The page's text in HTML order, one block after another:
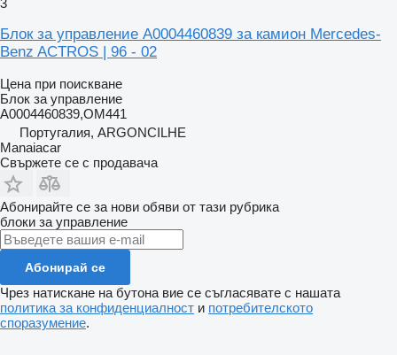
3
Блок за управление A0004460839 за камион Mercedes-
Benz ACTROS | 96 - 02
Цена при поискване
Блок за управление
A0004460839,OM441
Португалия, ARGONCILHE
Manaiacar
Свържете се с продавача
Абонирайте се за нови обяви от тази рубрика
блоки за управление
Абонирай се
Чрез натискане на бутона вие се съгласявате с нашата
политика за конфиденциалност и потребителското
споразумение.